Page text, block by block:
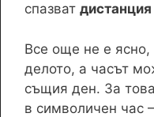
спазват дистанция
Все още не е
делото, а часът
същия ден. За
в символичен час